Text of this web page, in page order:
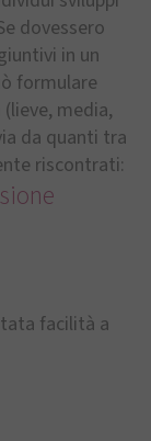
dovessero
in un
formulare
media,
da quanti tra
riscontrati:
facilità a